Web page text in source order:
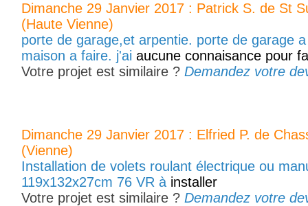
Dimanche 29 Janvier 2017 : Patrick S. de St
(Haute Vienne)
porte de garage,et arpentie. porte de garage
maison a faire. j'ai aucune connaisance pour
Votre projet est similaire ? Demandez votre
Dimanche 29 Janvier 2017 : Elfried P. de
(Vienne)
Installation de volets roulant électrique ou
119x132x27cm 76 VR à installer
Votre projet est similaire ? Demandez votre